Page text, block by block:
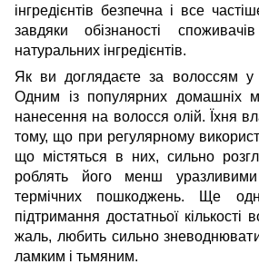
інгредієнтів безпечна і все
завдяки обізнаності
натуральних інгредієнтів.
Як ви доглядаєте за волоссям
Одним із популярних домашніх
нанесення на волосся олій. Їхня
тому, що при регулярному
що містяться в них, сильно
роблять його менш
термічних пошкоджень. Ще
підтримання достатньої кількості
жаль, любить сильно
ламким і тьмяним.